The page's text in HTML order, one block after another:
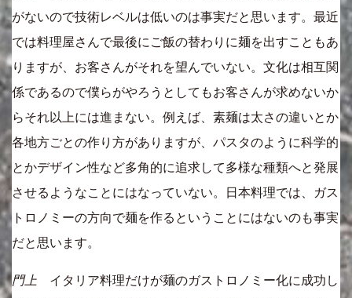
がないので技術レベルは低いのは事実だと思います。最近
では料理屋さんで最後にご飯の替わりに麺を出すこともあ
りますが、お客さんがそれを望んでいない。文化は相互関
係であるので僕らがやろうとしてもお客さんが求めないか
らそれ以上には進まない。例えば、素麺は太さの違いとか
各地方ごとの作り方がありますが、パスタのように科学的
とかデザイン性など多角的に追求して多様な種類へと発展
させるようなことにはなっていない。日本料理では、ガス
トロノミーの方向で麺を作るということにはないのも事実
だと思います。
門上 イタリア料理だけが麺のガストロノミー化に成功し